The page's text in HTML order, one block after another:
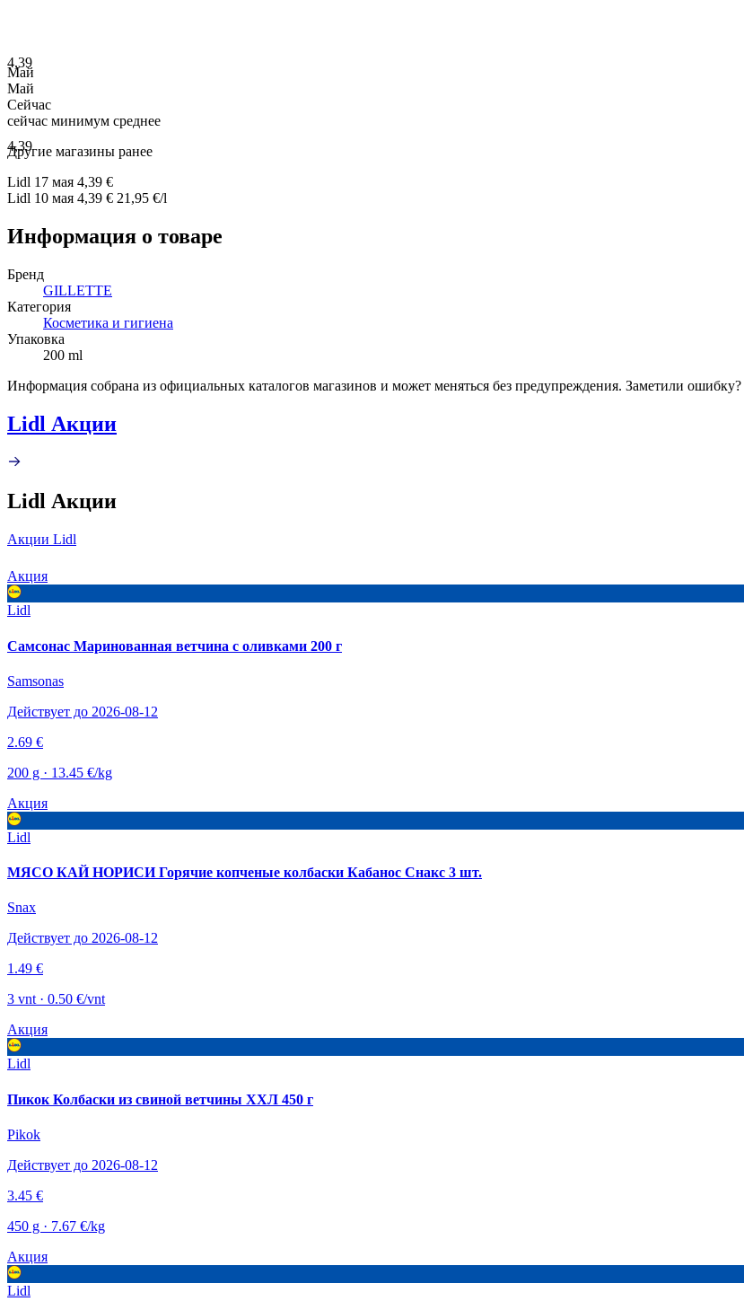
4,39
4,39
Май
Май
Сейчас
сейчас минимум среднее
Другие магазины ранее
Lidl 17 мая 4,39 €
Lidl 10 мая 4,39 € 21,95 €/l
Информация о товаре
Бренд
GILLETTE
Категория
Косметика и гигиена
Упаковка
200 ml
Информация собрана из официальных каталогов магазинов и может меняться без предупреждения. Заметили ошибку?
Lidl Акции
Lidl Акции
Акции Lidl
Акция
Lidl
Самсонас Маринованная ветчина с оливками 200 г
Samsonas
Действует до 2026-08-12
2.69 €
200 g · 13.45 €/kg
Акция
Lidl
МЯСО КАЙ НОРИСИ Горячие копченые колбаски Кабанос Снакс 3 шт.
Snax
Действует до 2026-08-12
1.49 €
3 vnt · 0.50 €/vnt
Акция
Lidl
Пикок Колбаски из свиной ветчины ХХЛ 450 г
Pikok
Действует до 2026-08-12
3.45 €
450 g · 7.67 €/kg
Акция
Lidl